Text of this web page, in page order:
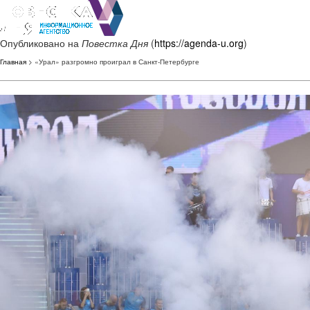
Опубликовано на Повестка Дня (https://agenda-u.org)
Главная > «Урал» разгромно проиграл в Санкт-Петербурге